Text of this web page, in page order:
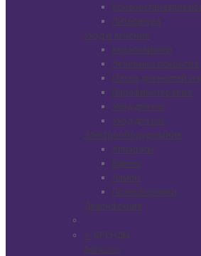
Литература
Уход и лечение
Кератолитики
Лечебные покрытия
Масла для ногтей и
Парафинотерапия
Уход для ног
Уход для рук
Электрооборудование
Аппараты
Ванны
Лампы
Пылесборники
Дезинфекция
+- БРЕНДЫ
Adricoco